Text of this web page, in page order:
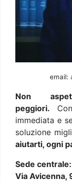
email:
Non
peggiori.
immediata e
soluzione
aiutarti, ogni
Sede centrale:
Via Avicenna,